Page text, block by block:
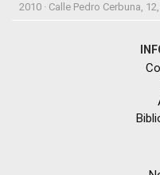
2010 · Calle Pedro Cerbuna,